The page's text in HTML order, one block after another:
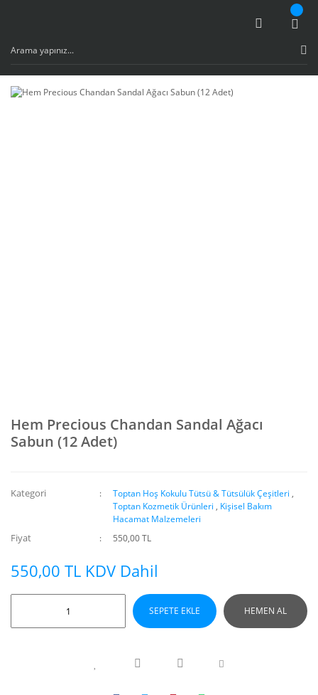
Hem Precious Chandan Sandal Ağacı
Sabun (12 Adet)
Kategori Toptan Hoş Kokulu Tütsü & Tütsülük Çeşitleri ,
Toptan Kozmetik Ürünleri , Kişisel Bakım
Hacamat Malzemeleri
Fiyat 550,00 TL
550,00 TL KDV Dahil
SEPETE EKLE HEMEN AL